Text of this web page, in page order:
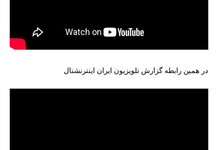
در همین رابطه گزارش تلویزیون ایران اینترنشنال